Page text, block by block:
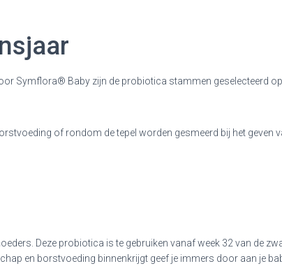
Symflora® Baby zijn de probiotica stammen geselecteerd
of rondom de tepel worden gesmeerd bij het geven
Deze probiotica is te gebruiken vanaf week 32 van de
en borstvoeding binnenkrijgt geef je immers door aan je